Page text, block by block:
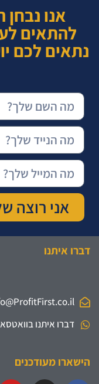
אנו
להתאים
נתאים לכם
אני רוצה
דברו איתנו
דברו איתנו
הישארו מעודכנים